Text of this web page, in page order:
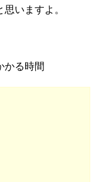
いますよ。
かる時間